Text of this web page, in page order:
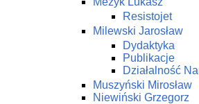
Resistojet
Milewski Jarosław
Dydaktyka
Publikacje
Działalność
Muszyński Mirosław
Niewiński Grzegorz